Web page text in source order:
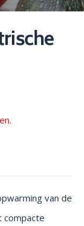
van de
compacte